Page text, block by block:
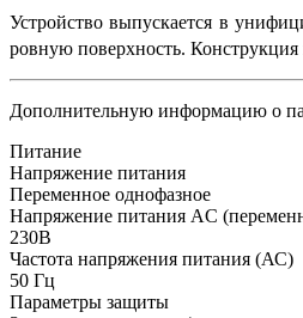
Устройство выпускается в
ровную поверхность.
Дополнительную информацию о
Питание
Напряжение питания
Переменное однофазное
Напряжение питания AC
230В
Частота напряжения питания (АС)
50 Гц
Параметры защиты